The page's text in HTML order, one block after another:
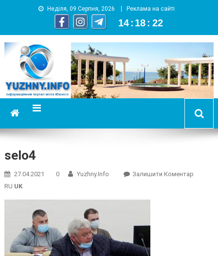
Неділя, 09 Серпня, 2026 Реклама на сайті
14 : 18 : 23
YUZHNY.INFO
информационный портал города Южный
selo4
27.04.2021 0 Yuzhny.info Залишити КоментарOn
RU UK